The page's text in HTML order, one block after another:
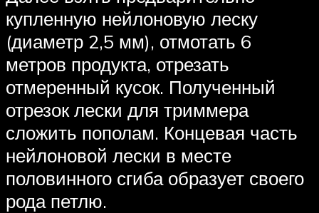
купленную нейлоновую леску
(диаметр 2,5 мм), отмотать 6
метров продукта, отрезать
отмеренный кусок. Полученный
отрезок лески для триммера
сложить пополам. Концевая часть
нейлоновой лески в месте
половинного сгиба образует своего
рода петлю.